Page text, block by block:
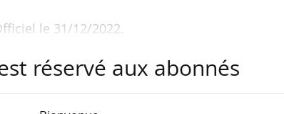
le 31/12/2022.
relatif à l’évaluation des
réservé aux abonnés